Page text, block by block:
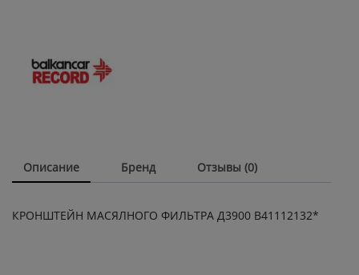
Описание Бренд Отзывы (0)
КРОНШТЕЙН МАСЯЛНОГО ФИЛЬТРА Д3900 В41112132*